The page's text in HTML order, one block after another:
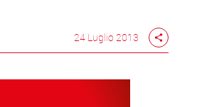
24 Luglio 2013 share